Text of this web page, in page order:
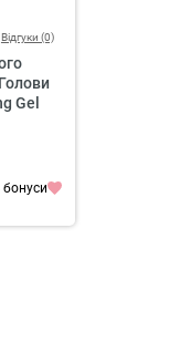
Відгуки (0)
Gel
бонуси